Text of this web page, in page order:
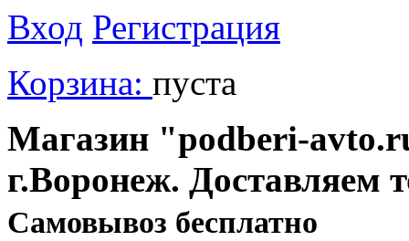
Вход Регистрация
Корзина: пуста
Магазин "podberi-
г.Воронеж. Доставляем
Cамовывоз бесплатно